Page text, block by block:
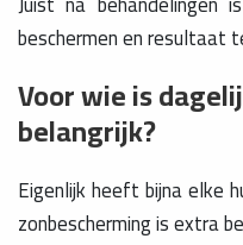
beschermen en resultaat
Voor wie is
belangrijk?
Eigenlijk heeft bijna elke
zonbescherming is extra